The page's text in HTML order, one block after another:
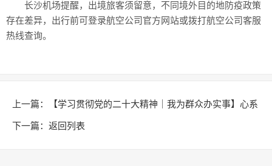
长沙机场提醒，出境旅客须留意，不同境外目的地防疫政策
存在差异，出行前可登录航空公司官方网站或拨打航空公司客服
热线查询。
上一篇： 【学习贯彻党的二十大精神｜我为群众办实事】心系
百姓办实事 解决供暖解民忧
下一篇： 返回列表